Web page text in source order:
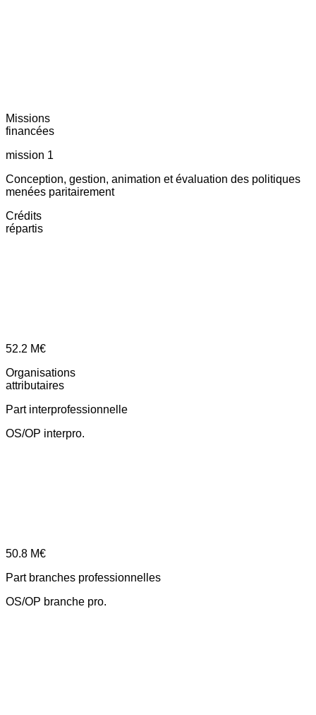
Missions
financées
mission 1
Conception, gestion, animation et évaluation des politiques
menées paritairement
Crédits
répartis
52.2 M€
Organisations
attributaires
Part interprofessionnelle
OS/OP interpro.
50.8 M€
Part branches professionnelles
OS/OP branche pro.